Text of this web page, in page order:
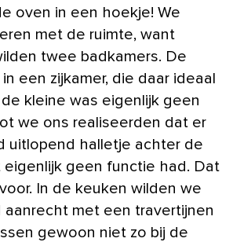
oven in een hoekje! We
met de ruimte, want
twee badkamers. De
een zijkamer, die daar ideaal
kleine was eigenlijk geen
we ons realiseerden dat er
uitlopend halletje achter de
eigenlijk geen functie had. Dat
In de keuken wilden we
met een travertijnen
gewoon niet zo bij de